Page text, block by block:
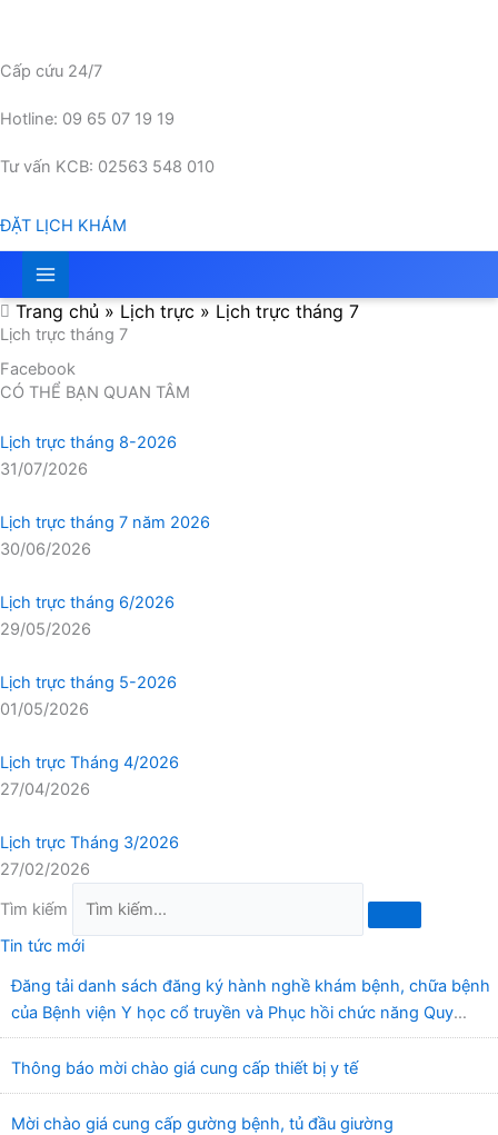
nội
Cấp cứu 24/7
Hotline: 09 65 07 19 19
Tư vấn KCB: 02563 548 010
ĐẶT LỊCH KHÁM
Trang chủ » Lịch trực » Lịch trực tháng 7
Lịch trực tháng 7
Facebook
CÓ THỂ BẠN QUAN TÂM
Lịch trực tháng 8-2026
31/07/2026
Lịch trực tháng 7 năm 2026
30/06/2026
Lịch trực tháng 6/2026
29/05/2026
Lịch trực tháng 5-2026
01/05/2026
Lịch trực Tháng 4/2026
27/04/2026
Lịch trực Tháng 3/2026
27/02/2026
Tìm kiếm
Tin tức mới
Đăng tải danh sách đăng ký hành nghề khám bệnh, chữa bệnh
của Bệnh viện Y học cổ truyền và Phục hồi chức năng Quy
Nhơn (22/6/2026)
Thông báo mời chào giá cung cấp thiết bị y tế
Mời chào giá cung cấp gường bệnh, tủ đầu giường